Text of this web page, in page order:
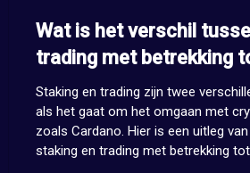
Wat is het verschil
trading met betrekking
Staking en trading zijn twee
als het gaat om het omgaan met
zoals Cardano. Hier is een uitleg
staking en trading met betrekking